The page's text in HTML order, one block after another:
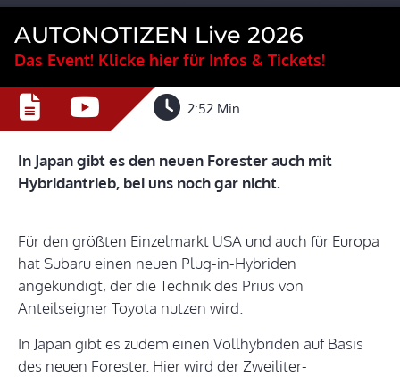
AUTONOTIZEN Live 2026
Das Event! Klicke hier für Infos & Tickets!
2:52 Min.
In Japan gibt es den neuen Forester auch mit
Hybridantrieb, bei uns noch gar nicht.
Für den größten Einzelmarkt USA und auch für Europa
hat Subaru einen neuen Plug-in-Hybriden
angekündigt, der die Technik des Prius von
Anteilseigner Toyota nutzen wird.
In Japan gibt es zudem einen Vollhybriden auf Basis
des neuen Forester. Hier wird der Zweiliter-